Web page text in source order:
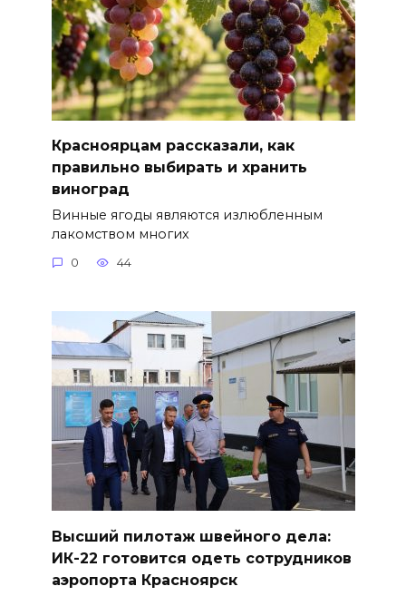
Красноярцам рассказали, как
правильно выбирать и хранить
виноград
Винные ягоды являются излюбленным
лакомством многих
0 44
Высший пилотаж швейного дела:
ИК-22 готовится одеть сотрудников
аэропорта Красноярск